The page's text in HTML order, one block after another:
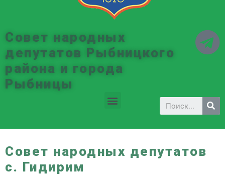
Совет народных
депутатов Рыбницкого
района и города
Рыбницы
Совет народных депутатов
с. Гидирим